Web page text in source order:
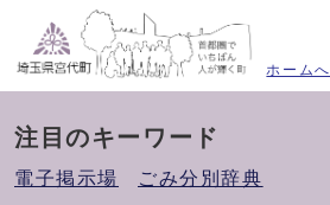
ホームへ
注目のキーワード
電子掲示場
ごみ分別辞典